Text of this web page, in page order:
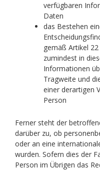
verfügbaren
Daten
das Bestehen
gemäß Artikel
zumindest in
Informationen
Tragweite und
einer derartigen
Person
Ferner steht der
darüber zu, ob
oder an eine
wurden. Sofern dies der
Person im Übrigen das